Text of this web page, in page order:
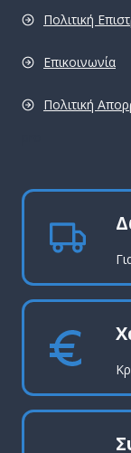
Πολιτική
Επικοινωνία
Πολιτική